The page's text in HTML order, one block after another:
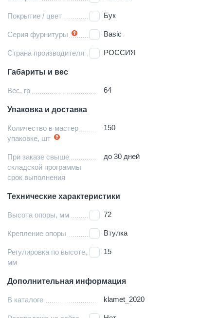
Покрытие / цвет Бук
Серия фурнитуры Basic
Страна производителя РОССИЯ
Габариты и вес
Вес, гр 64
Упаковка и доставка
Количество в мастер
упаковке, шт
150
При заказе свыше
складской программы
срок выполнения
до 30 дней
Технические характеристики
Высота опоры, мм 72
Крепление опоры Втулка
Регулировка по высоте,
мм
15
Дополнительная информация
В каталоге klamet_2020